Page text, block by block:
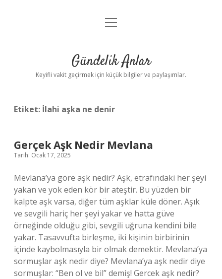
Anasayfa
Yasal Uyarı
menüyü
Gündelik Anlar
Keyifli vakit geçirmek için küçük bilgiler ve paylaşımlar.
Etiket: İlahi aşka ne denir
Gerçek Aşk Nedir Mevlana
Tarih: Ocak 17, 2025
Mevlana’ya göre aşk nedir? Aşk, etrafındaki her şeyi
yakan ve yok eden kör bir ateştir. Bu yüzden bir
kalpte aşk varsa, diğer tüm aşklar küle döner. Aşık
ve sevgili hariç her şeyi yakar ve hatta güve
örneğinde olduğu gibi, sevgili uğruna kendini bile
yakar. Tasavvufta birleşme, iki kişinin birbirinin
içinde kaybolmasıyla bir olmak demektir. Mevlana’ya
sormuşlar aşk nedir diye? Mevlana’ya aşk nedir diye
sormuşlar: “Ben ol ve bil” demiş! Gercek aşk nedir?